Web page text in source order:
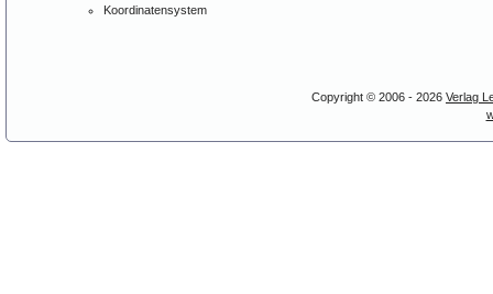
Koordinatensystem
Copyright © 2006 - 2026 Verlag